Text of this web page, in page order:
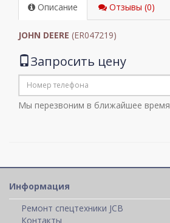
Описание Отзывы (0)
JOHN DEERE (ER047219)
Запросить цену
Мы перезвоним в ближайшее время
Информация
Ремонт спецтехники JCB
Контакты